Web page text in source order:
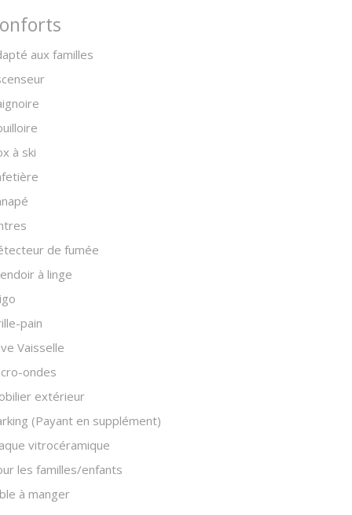
aux familles
à ski
de fumée
à linge
pain
Vaisselle
ondes
extérieur
(Payant en supplément)
vitrocéramique
les familles/enfants
à manger